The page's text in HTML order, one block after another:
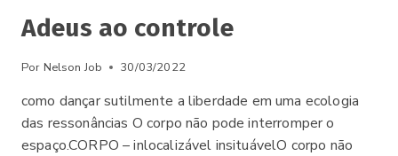
Adeus ao controle
Por Nelson Job 30/03/2022
como dançar sutilmente a liberdade em uma ecologia
das ressonâncias O corpo não pode interromper o
espaço.CORPO – inlocalizável insituávelO corpo não